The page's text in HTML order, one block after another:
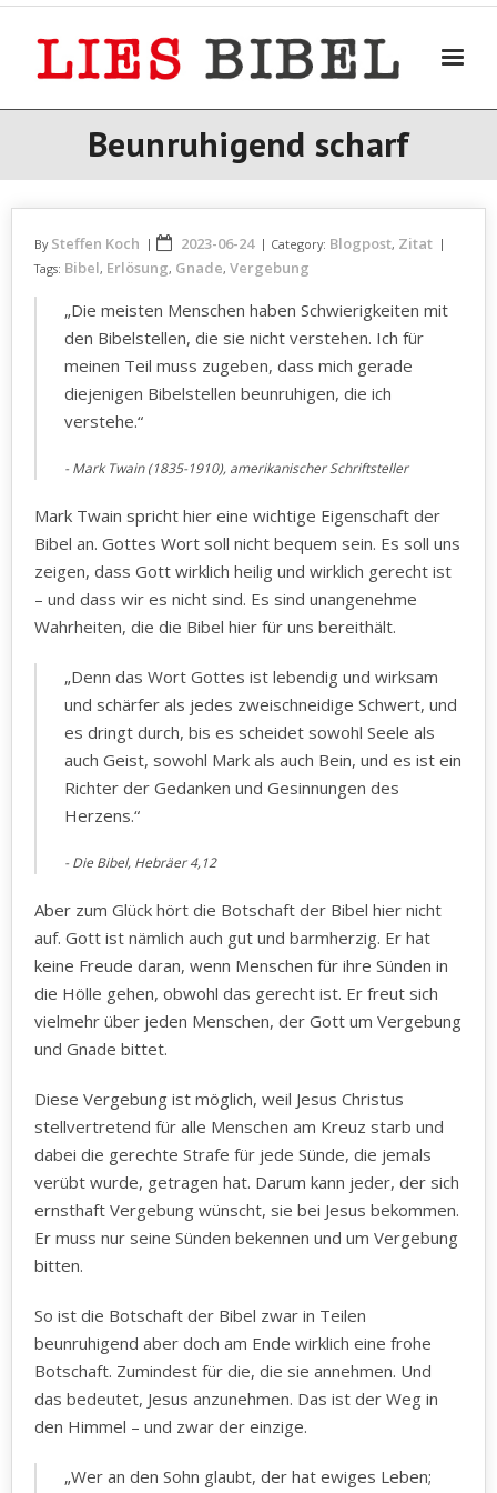
Skip
Beunruhigend scharf
By Steffen Koch 2023-06-24 Category: Blogpost, Zitat
Tags: Bibel, Erlösung, Gnade, Vergebung
„Die meisten Menschen haben Schwierigkeiten mit
den Bibelstellen, die sie nicht verstehen. Ich für
meinen Teil muss zugeben, dass mich gerade
diejenigen Bibelstellen beunruhigen, die ich
verstehe.“
Mark Twain (1835-1910), amerikanischer Schriftsteller
Mark Twain spricht hier eine wichtige Eigenschaft der
Bibel an. Gottes Wort soll nicht bequem sein. Es soll uns
zeigen, dass Gott wirklich heilig und wirklich gerecht ist
– und dass wir es nicht sind. Es sind unangenehme
Wahrheiten, die die Bibel hier für uns bereithält.
„Denn das Wort Gottes ist lebendig und wirksam
und schärfer als jedes zweischneidige Schwert, und
es dringt durch, bis es scheidet sowohl Seele als
auch Geist, sowohl Mark als auch Bein, und es ist ein
Richter der Gedanken und Gesinnungen des
Herzens.“
Die Bibel, Hebräer 4,12
Aber zum Glück hört die Botschaft der Bibel hier nicht
auf. Gott ist nämlich auch gut und barmherzig. Er hat
keine Freude daran, wenn Menschen für ihre Sünden in
die Hölle gehen, obwohl das gerecht ist. Er freut sich
vielmehr über jeden Menschen, der Gott um Vergebung
und Gnade bittet.
Diese Vergebung ist möglich, weil Jesus Christus
stellvertretend für alle Menschen am Kreuz starb und
dabei die gerechte Strafe für jede Sünde, die jemals
verübt wurde, getragen hat. Darum kann jeder, der sich
ernsthaft Vergebung wünscht, sie bei Jesus bekommen.
Er muss nur seine Sünden bekennen und um Vergebung
bitten.
So ist die Botschaft der Bibel zwar in Teilen
beunruhigend aber doch am Ende wirklich eine frohe
Botschaft. Zumindest für die, die sie annehmen. Und
das bedeutet, Jesus anzunehmen. Das ist der Weg in
den Himmel – und zwar der einzige.
„Wer an den Sohn glaubt, der hat ewiges Leben;